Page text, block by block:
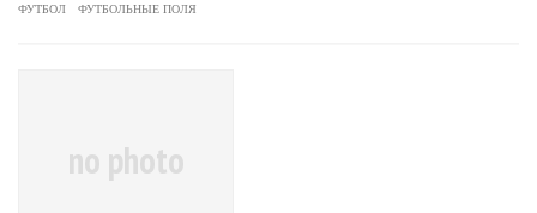
ФУТБОЛ ФУТБОЛЬНЫЕ ПОЛЯ
no photo